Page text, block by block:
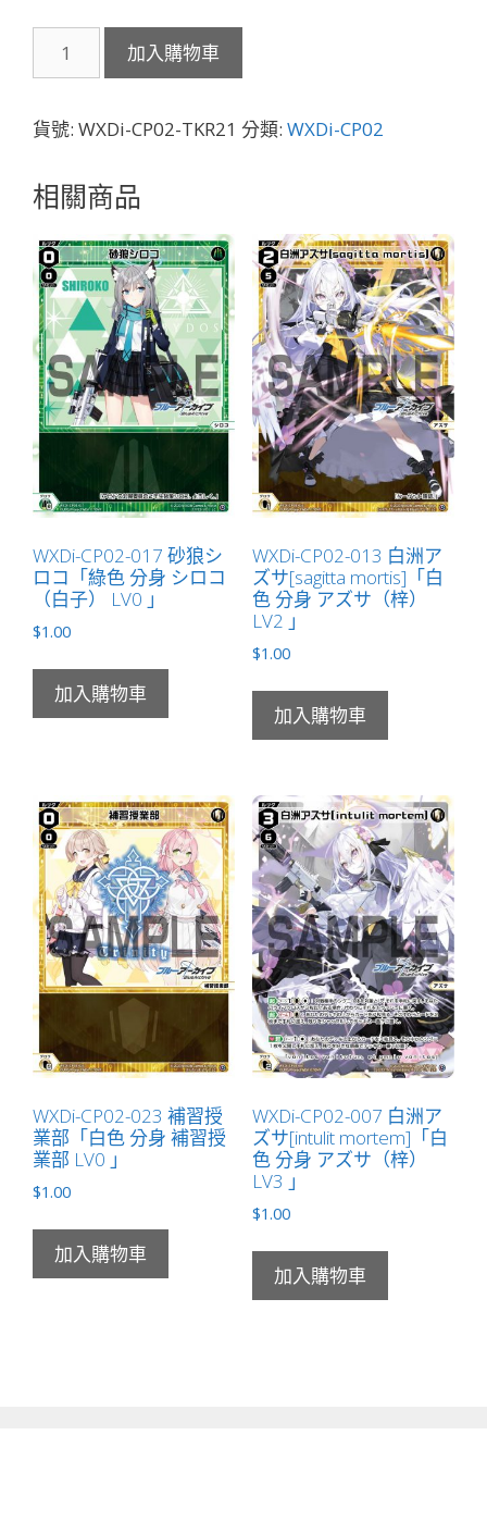
CP02-
狐
カ
「蔚
藍
檔
案
標
記
物
Token
」
量
加入購物車
貨號: WXDi-CP02-TKR21 分類: WXDi-CP02
相關商品
WXDi-CP02-017 砂狼シ
ロコ「綠色 分身 シロコ
（白子） LV0 」
$1.00
加入購物車
WXDi-CP02-013 白洲ア
ズサ[sagitta mortis]「白
色 分身 アズサ（梓）
LV2 」
$1.00
加入購物車
WXDi-CP02-023 補習授
業部「白色 分身 補習授
業部 LV0 」
$1.00
加入購物車
WXDi-CP02-007 白洲ア
ズサ[intulit mortem]「白
色 分身 アズサ（梓）
LV3 」
$1.00
加入購物車